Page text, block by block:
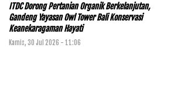
ITDC Dorong Pertanian Organik Berkelanjutan,
Gandeng Yayasan Owl Tower Bali Konservasi
Keanekaragaman Hayati
Kamis, 30 Jul 2026 - 11:06